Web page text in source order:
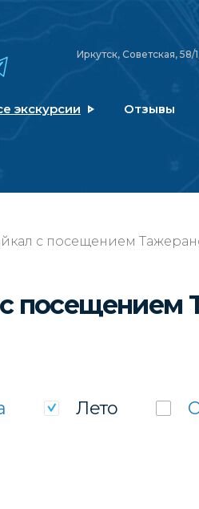
Иркутск, Советская, 58/
экскурсии Отзывы
с посещением
посещением
Лето